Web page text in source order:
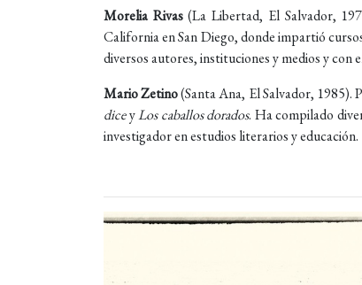
Morelia Rivas(La Libertad, El Salvador,
California en San Diego, donde impartió
diversos autores, instituciones y medios y con
Mario Zetino(Santa Ana, El Salvador, 1985).
diceyLos caballos dorados. Ha compilado
investigador en estudios literarios y educación.